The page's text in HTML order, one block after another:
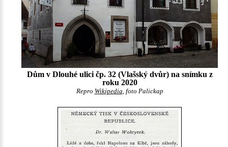
Dům v Dlouhé ulici čp. 32 (Vlašský dvůr) na snímku z
roku 2020
Repro Wikipedia, foto Palickap